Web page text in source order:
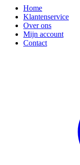
Home
Klantenservice
Over ons
Mijn account
Contact